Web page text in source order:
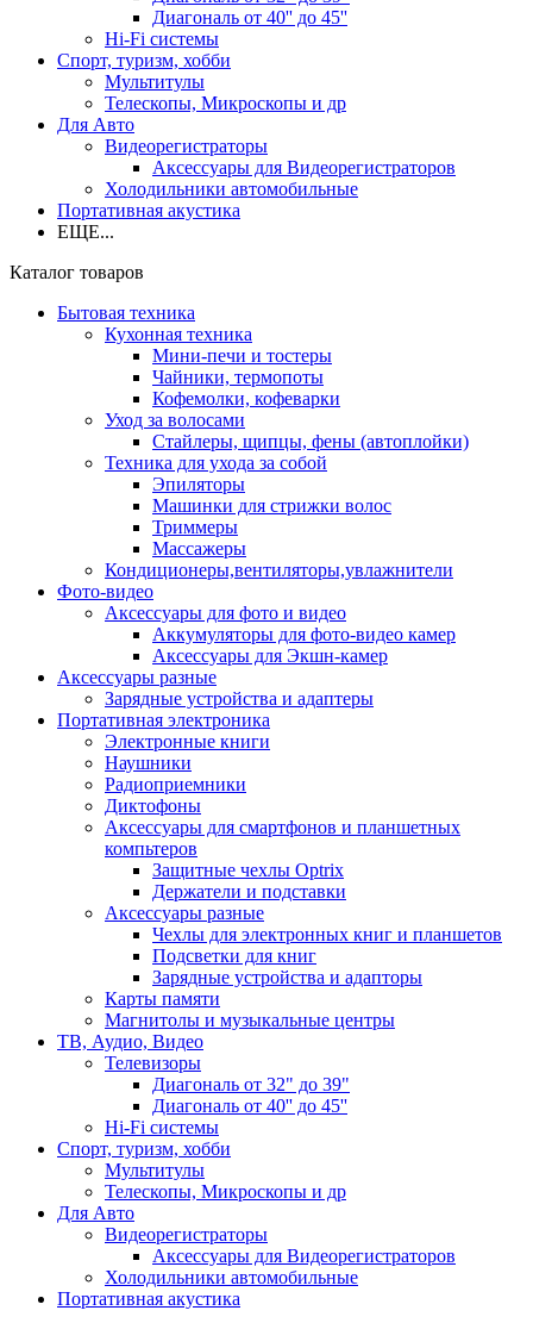
Диагональ от 40'' до 45''
Hi-Fi системы
Спорт, туризм, хобби
Мультитулы
Телескопы, Микроскопы и др
Для Авто
Видеорегистраторы
Аксессуары для Видеорегистраторов
Холодильники автомобильные
Портативная акустика
ЕЩЕ...
Каталог товаров
Бытовая техника
Кухонная техника
Мини-печи и тостеры
Чайники, термопоты
Кофемолки, кофеварки
Уход за волосами
Стайлеры, щипцы, фены (автоплойки)
Техника для ухода за собой
Эпиляторы
Машинки для стрижки волос
Триммеры
Массажеры
Кондиционеры,вентиляторы,увлажнители
Фото-видео
Аксессуары для фото и видео
Аккумуляторы для фото-видео камер
Аксессуары для Экшн-камер
Аксессуары разные
Зарядные устройства и адаптеры
Портативная электроника
Электронные книги
Наушники
Радиоприемники
Диктофоны
Аксессуары для смартфонов и планшетных
компьтеров
Защитные чехлы Optrix
Держатели и подставки
Аксессуары разные
Чехлы для электронных книг и планшетов
Подсветки для книг
Зарядные устройства и адапторы
Карты памяти
Магнитолы и музыкальные центры
ТВ, Аудио, Видео
Телевизоры
Диагональ от 32" до 39"
Диагональ от 40'' до 45''
Hi-Fi системы
Спорт, туризм, хобби
Мультитулы
Телескопы, Микроскопы и др
Для Авто
Видеорегистраторы
Аксессуары для Видеорегистраторов
Холодильники автомобильные
Портативная акустика